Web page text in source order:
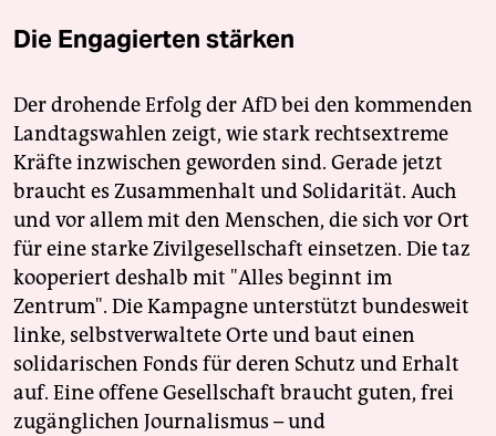
Die Engagierten stärken
Der drohende Erfolg der AfD bei den kommenden
Landtagswahlen zeigt, wie stark rechtsextreme
Kräfte inzwischen geworden sind. Gerade jetzt
braucht es Zusammenhalt und Solidarität. Auch
und vor allem mit den Menschen, die sich vor Ort
für eine starke Zivilgesellschaft einsetzen. Die taz
kooperiert deshalb mit "Alles beginnt im
Zentrum". Die Kampagne unterstützt bundesweit
linke, selbstverwaltete Orte und baut einen
solidarischen Fonds für deren Schutz und Erhalt
auf. Eine offene Gesellschaft braucht guten, frei
zugänglichen Journalismus – und